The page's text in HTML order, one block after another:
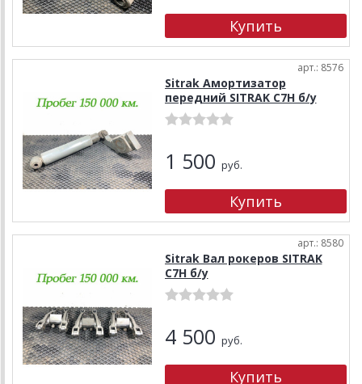
арт.: 8576
Sitrak Амортизатор
передний SITRAK C7H б/у
1 500 руб.
арт.: 8580
Sitrak Вал рокеров SITRAK
C7H б/у
4 500 руб.